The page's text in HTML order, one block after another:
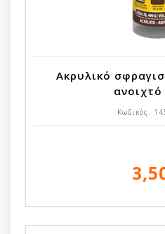
Ακρυλικό
Κωδικός: